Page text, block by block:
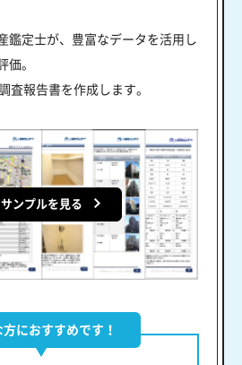
鑑定士が、豊富なデータを活用し
。
査報告書を作成します。
サンプルを見る
方におすすめです！